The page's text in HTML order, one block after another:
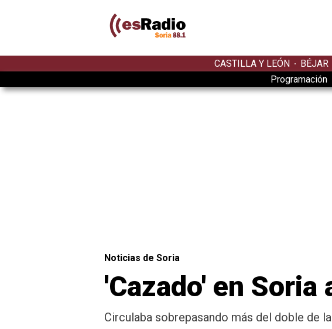
CASTILLA Y LEÓN BÉJAR
Programación
Noticias de Soria
'Cazado' en Soria
Circulaba sobrepasando más del doble de